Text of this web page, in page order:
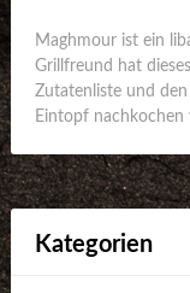
Maghmour ist ein
Grillfreund hat
Zutatenliste und
Eintopf nachkochen
Kategorien